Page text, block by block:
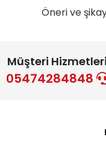
Öneri ve
Müşteri Hizmetleri
05474284848